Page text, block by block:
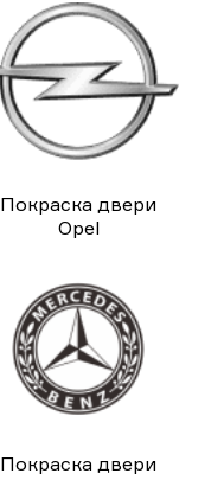
Покраска двери
Opel
Покраска двери